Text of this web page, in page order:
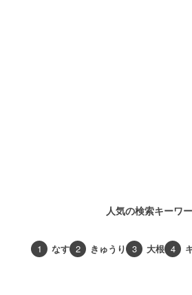
人気の検索キーワ
1 なす 2 きゅうり 3 大根 4